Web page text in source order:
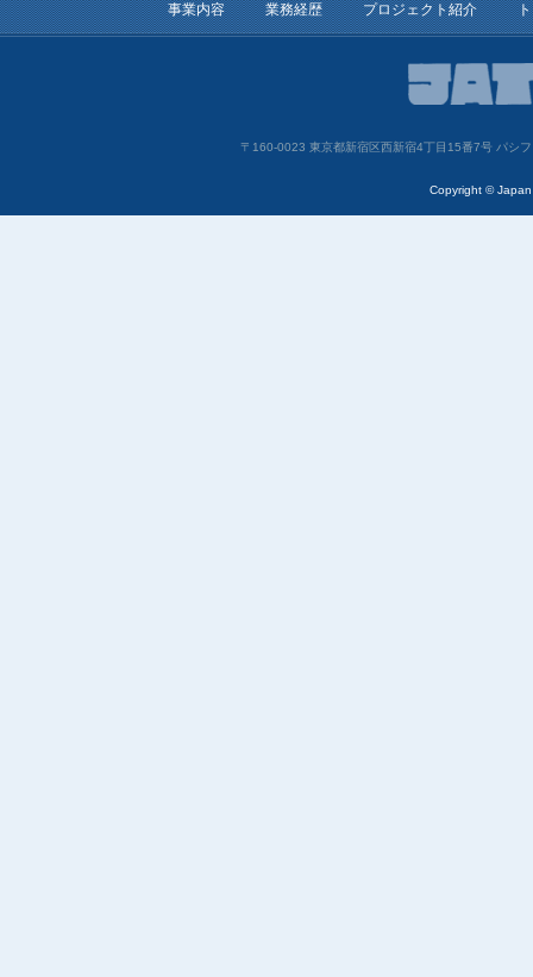
事業内容 業務経歴 プロジェクト紹介
〒160-0023 東京都新宿区西新宿4丁目15番7号 パシ
Copyright ©